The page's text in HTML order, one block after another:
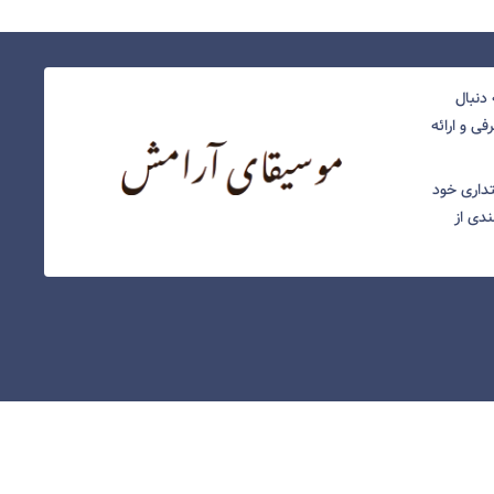
و ارائه
خود
از